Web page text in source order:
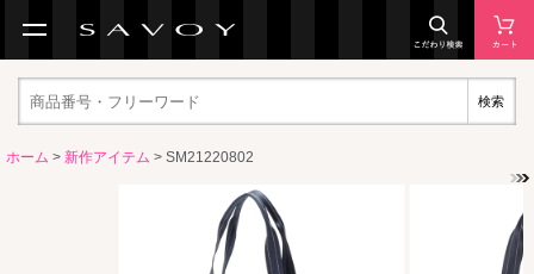
検索
ホーム > 新作アイテム > SM21220802